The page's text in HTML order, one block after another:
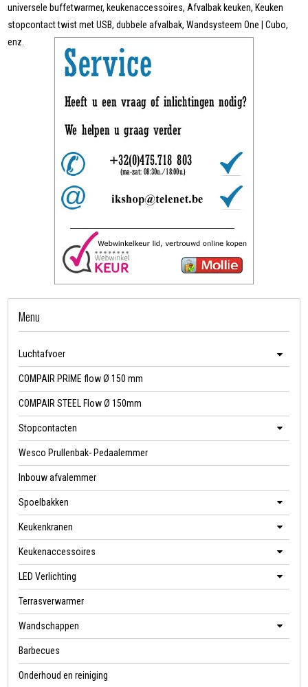
universele buffetwarmer, keukenaccessoires, Afvalbak keuken, Keuken
stopcontact twist met USB, dubbele afvalbak, Wandsysteem One | Cubo,
enz.
Menu
Luchtafvoer
COMPAIR PRIME flow Ø 150 mm
COMPAIR STEEL Flow Ø 150mm
Stopcontacten
Wesco Prullenbak- Pedaalemmer
Inbouw afvalemmer
Spoelbakken
Keukenkranen
Keukenaccessoires
LED Verlichting
Terrasverwarmer
Wandschappen
Barbecues
Onderhoud en reiniging